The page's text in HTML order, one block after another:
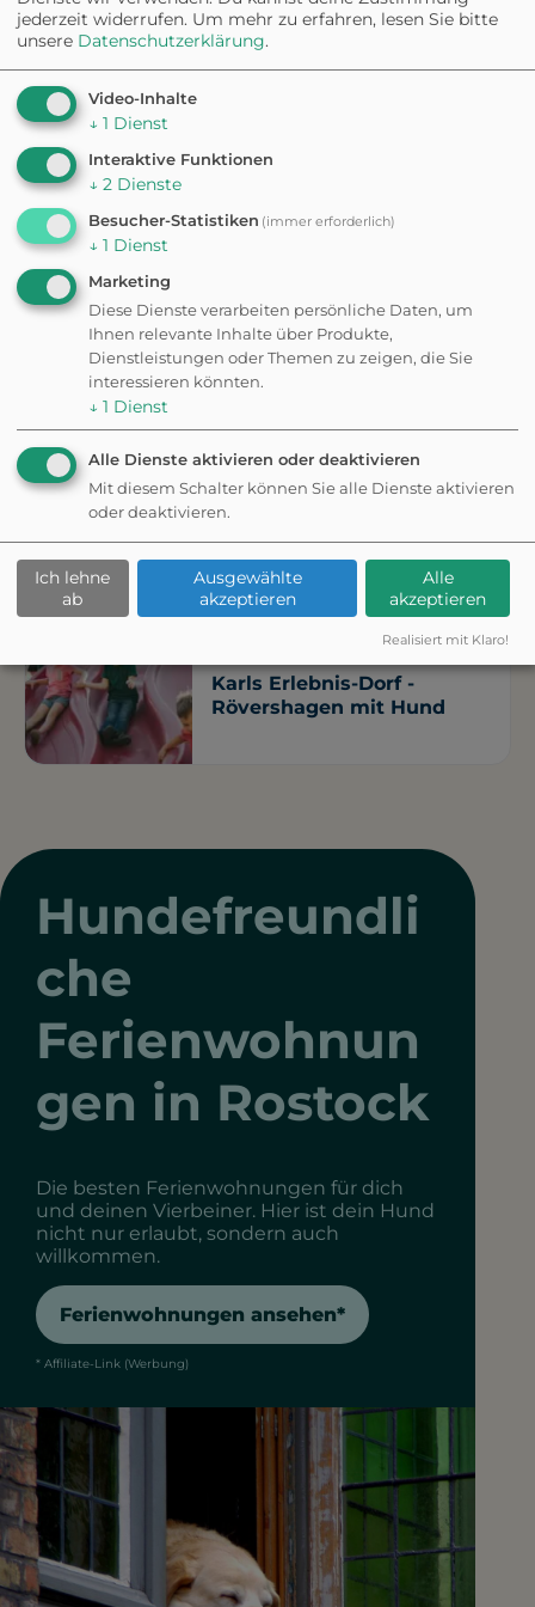
HUNDESTRAND
Hundespielplatz
Hundespielplatz in Groß
Klein
Eingezäunt
Strandzugang 38
Sandstrand Kostenpflichtig
Karls Erlebnis-Dorf -
Rövershagen mit Hund
Hundefreundli
che
Ferienwohnun
gen in Rostock
Die besten Ferienwohnungen für dich
und deinen Vierbeiner. Hier ist dein Hund
nicht nur erlaubt, sondern auch
willkommen.
Ferienwohnungen ansehen*
* Affiliate-Link (Werbung)
jederzeit widerrufen. Um mehr zu erfahren, lesen Sie bitte
unsere Datenschutzerklärung.
Video-Inhalte
↓ 1 Dienst
Interaktive Funktionen
↓ 2 Dienste
Besucher-Statistiken (immer erforderlich)
↓ 1 Dienst
Marketing
Diese Dienste verarbeiten persönliche Daten, um
Ihnen relevante Inhalte über Produkte,
Dienstleistungen oder Themen zu zeigen, die Sie
interessieren könnten.
↓ 1 Dienst
Alle Dienste aktivieren oder deaktivieren
Mit diesem Schalter können Sie alle Dienste aktivieren
oder deaktivieren.
Ich lehne
ab
Ausgewählte
akzeptieren
Alle
akzeptieren
Realisiert mit Klaro!